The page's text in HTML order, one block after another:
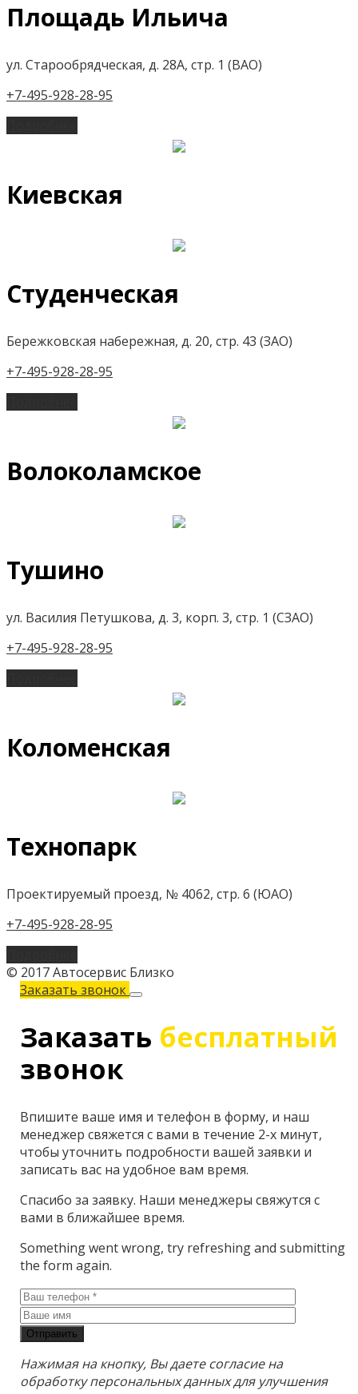
Площадь Ильича
ул. Старообрядческая, д. 28А, стр. 1 (ВАО)
+7-495-928-28-95
Киевская
Студенческая
Бережковская набережная, д. 20, стр. 43 (ЗАО)
+7-495-928-28-95
Волоколамское
Тушино
ул. Василия Петушкова, д. 3, корп. 3, стр. 1 (СЗАО)
+7-495-928-28-95
Коломенская
Технопарк
Проектируемый проезд, № 4062, стр. 6 (ЮАО)
+7-495-928-28-95
© 2017 Автосервис Близко
Заказать звонок
Заказать бесплатный
звонок
Впишите ваше имя и телефон в форму, и наш
менеджер свяжется с вами в течение 2-х минут,
чтобы уточнить подробности вашей заявки и
записать вас на удобное вам время.
Спасибо за заявку. Наши менеджеры свяжутся с
вами в ближайшее время.
Something went wrong, try refreshing and submitting
the form again.
Отправить
Нажимая на кнопку, Вы даете согласие на
обработку персональных данных для улучшения